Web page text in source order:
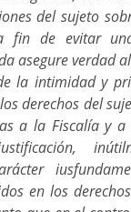
del sujeto
fin de evitar
asegure verdad
la intimidad y
derechos del
a la Fiscalía y
en los